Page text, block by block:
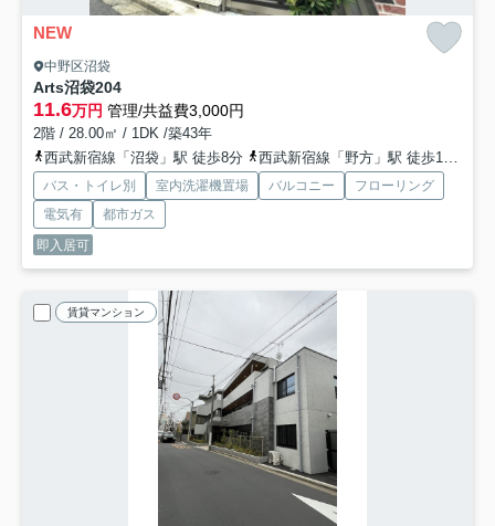
NEW
中野区沼袋
Arts沼袋204
11.6万円 管理/共益費3,000円
2階 / 28.00㎡ / 1DK /築43年
西武新宿線「沼袋」駅 徒歩8分
西武新宿線「野方」駅 徒歩10分
バス・トイレ別 室内洗濯機置場 バルコニー
フローリング
電気有
都市ガス
即入居可
賃貸マンション